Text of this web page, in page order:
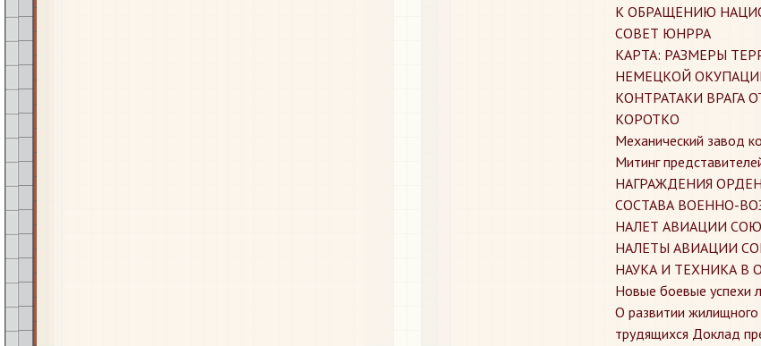
К ОБРАЩЕНИЮ
СОВЕТ ЮНРРА
КАРТА: РАЗМЕРЫ
НЕМЕЦКОЙ
КОНТРАТАКИ ВРАГА
КОРОТКО
Механический завод
Митинг
НАГРАЖДЕНИЯ
СОСТАВА ВОЕННО-
НАЛЕТ АВИАЦИИ
НАЛЕТЫ АВИАЦИИ
НАУКА И ТЕХНИКА В
Новые боевые успехи
О развитии жилищного
трудящихся Доклад